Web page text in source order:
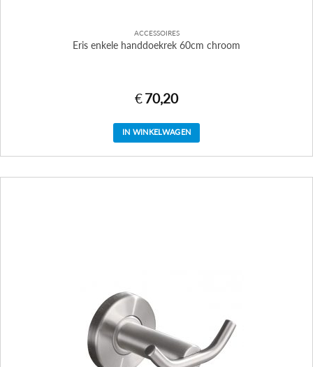
ACCESSOIRES
Eris enkele handdoekrek 60cm chroom
€70,20
IN WINKELWAGEN